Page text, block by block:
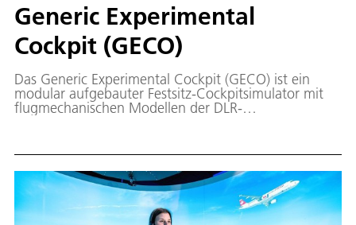
Generic Experimental
Cockpit (GECO)
Das Generic Experimental Cockpit (GECO) ist ein
modular aufgebauter Festsitz-Cockpitsimulator mit
flugmechanischen Modellen der DLR-